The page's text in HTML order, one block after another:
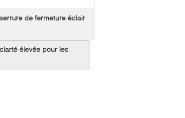
de fermeture éclair
élevée pour les